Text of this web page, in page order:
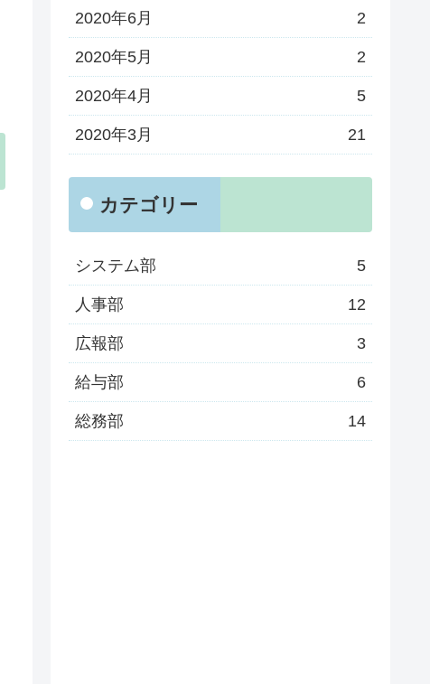
2020年6月 2
2020年5月 2
2020年4月 5
2020年3月 21
カテゴリー
システム部 5
人事部 12
広報部 3
給与部 6
総務部 14